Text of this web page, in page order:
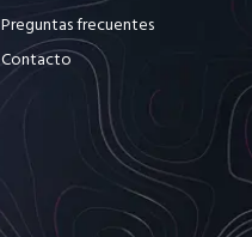
Preguntas frecuentes
Contacto